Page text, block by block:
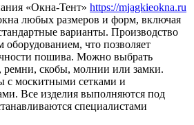
«Окна‑Тент» https://mjagkieokna.ru
любых размеров и форм, включая
варианты. Производство
что позволяет
пошива. Можно выбрать
скобы, молнии или замки.
с москитными сетками и
Все изделия выполняются под
специалистами